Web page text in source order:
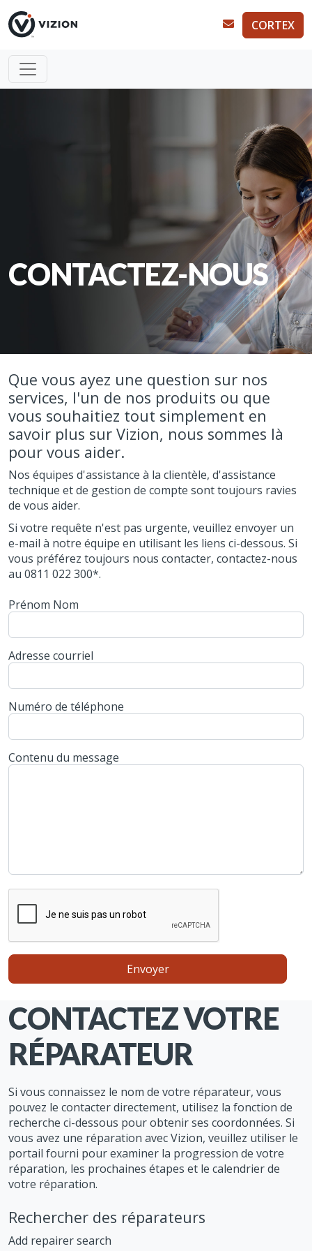
CORTEX
CONTACTEZ-NOUS
Que vous ayez une question sur nos
services, l'un de nos produits ou que
vous souhaitiez tout simplement en
savoir plus sur Vizion, nous sommes là
pour vous aider.
Nos équipes d'assistance à la clientèle, d'assistance
technique et de gestion de compte sont toujours ravies
de vous aider.
Si votre requête n'est pas urgente, veuillez envoyer un
e-mail à notre équipe en utilisant les liens ci-dessous. Si
vous préférez toujours nous contacter, contactez-nous
au 0811 022 300*.
Prénom Nom
Adresse courriel
Numéro de téléphone
Contenu du message
CONTACTEZ VOTRE
RÉPARATEUR
Si vous connaissez le nom de votre réparateur, vous
pouvez le contacter directement, utilisez la fonction de
recherche ci-dessous pour obtenir ses coordonnées. Si
vous avez une réparation avec Vizion, veuillez utiliser le
portail fourni pour examiner la progression de votre
réparation, les prochaines étapes et le calendrier de
votre réparation.
Rechercher des réparateurs
Add repairer search